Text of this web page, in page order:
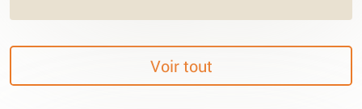
Voir tout